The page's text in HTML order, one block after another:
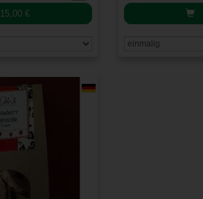
15,00€